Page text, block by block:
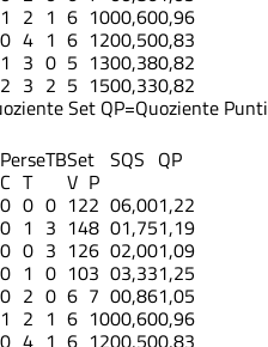
1 2 1 6 1000,600,96
0 4 1 6 1200,500,83
1 3 0 5 1300,380,82
2 3 2 5 1500,330,82
Set QP=Quoziente Punti
PerseTBSet SQS QP
C T V P
0 0 0 122 06,001,22
0 1 3 148 01,751,19
0 0 3 126 02,001,09
0 1 0 103 03,331,25
0 2 0 6 7 00,861,05
1 2 1 6 1000,600,96
0 4 1 6 1200,500,83